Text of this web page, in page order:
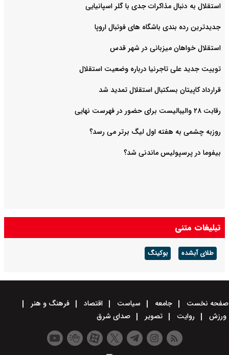
استقلال به دنبال مذاکرات جدی با گلر اسپانیایی
جدیدترین رده بندی باشگاه های فوتبال اروپا
استقلال خواهان میزبانی در شهر قدس
توییت جدید علی تاجرنیا درباره وضعیت استقلال
قرارداد کاپیتان بسکتبال استقلال تمدید شد
رقابت ۲۸ والیبالیست برای حضور در فهرست نهایی
روزبه چشمی به هفته اول لیگ برتر می رسد؟
بیفوما در پرسپولیس ماندنی شد؟
تبلیغات متنی
طلای آبشده بوکینگ
صفحه نخست جامعه سیاست اقتصاد
فرهنگ و هنر
ورزش
روایت تصویر صدای شرق